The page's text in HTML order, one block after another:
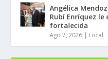
Angélica
Rubí Enríquez
fortalecida
Ago 7, 2026 | Local